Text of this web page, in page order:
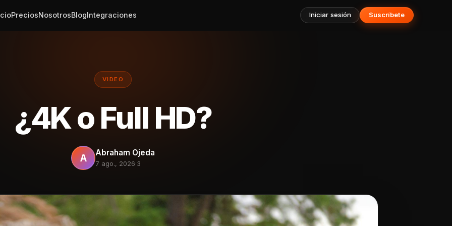
PreciosNosotrosBlogIntegraciones Iniciar sesión Suscríbete
VIDEO
¿4K o Full HD?
A Abraham Ojeda
7 ago., 2026·3